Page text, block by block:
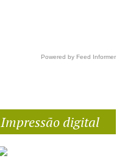
Powered by Feed Informer
Impressão digital